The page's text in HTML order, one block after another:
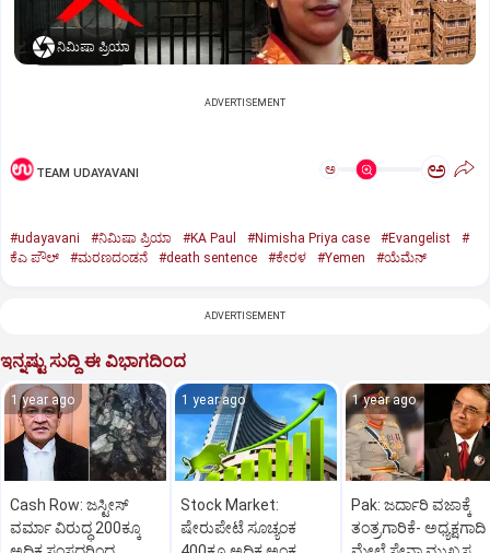
ನಿಮಿಷಾ ಪ್ರಿಯಾ
ADVERTISEMENT
TEAM UDAYAVANI ಅ ಅ
#udayavani #ನಿಮಿಷಾ ಪ್ರಿಯಾ #KA Paul #Nimisha Priya case #Evangelist
#
ಕೆಎ ಪೌಲ್
#ಮರಣದಂಡನೆ #death sentence #ಕೇರಳ #Yemen #ಯೆಮೆನ್‌
ADVERTISEMENT
ಇನ್ನಷ್ಟು ಸುದ್ದಿ ಈ ವಿಭಾಗದಿಂದ
1 year ago
Cash Row: ಜಸ್ಟೀಸ್‌
ವರ್ಮಾ ವಿರುದ್ಧ 200ಕ್ಕೂ
1 year ago
Stock Market:
ಷೇರುಪೇಟೆ ಸೂಚ್ಯಂಕ
1 year ago
Pak: ಜರ್ದಾರಿ ವಜಾಕ್ಕೆ
ತಂತ್ರಗಾರಿಕೆ- ಅಧ್ಯಕ್ಷಗಾದಿ